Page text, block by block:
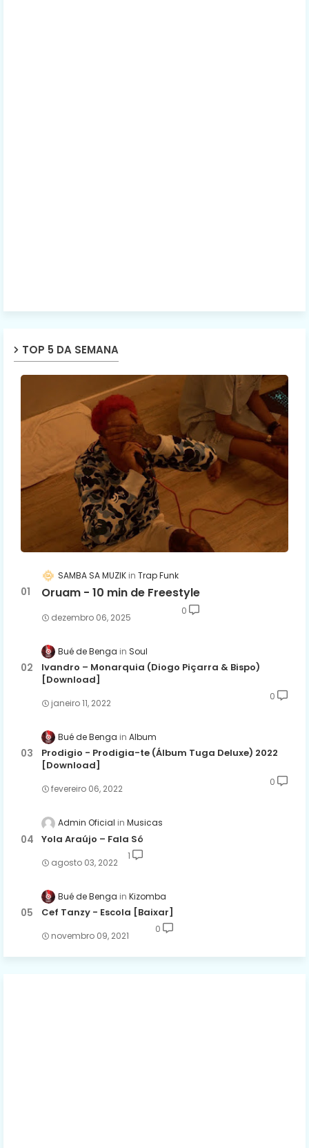
TOP 5 DA SEMANA
SAMBA SA MUZIK Trap Funk
Oruam - 10 min de Freestyle
dezembro 06, 2025
0
Bué de Benga Soul
Ivandro – Monarquia (Diogo Piçarra & Bispo)
[Download]
janeiro 11, 2022
0
Bué de Benga Album
Prodigio - Prodigia-te (Álbum Tuga Deluxe) 2022
[Download]
fevereiro 06, 2022
0
Admin Oficial Musicas
Yola Araújo – Fala Só
agosto 03, 2022
1
Bué de Benga Kizomba
Cef Tanzy - Escola [Baixar]
novembro 09, 2021
0